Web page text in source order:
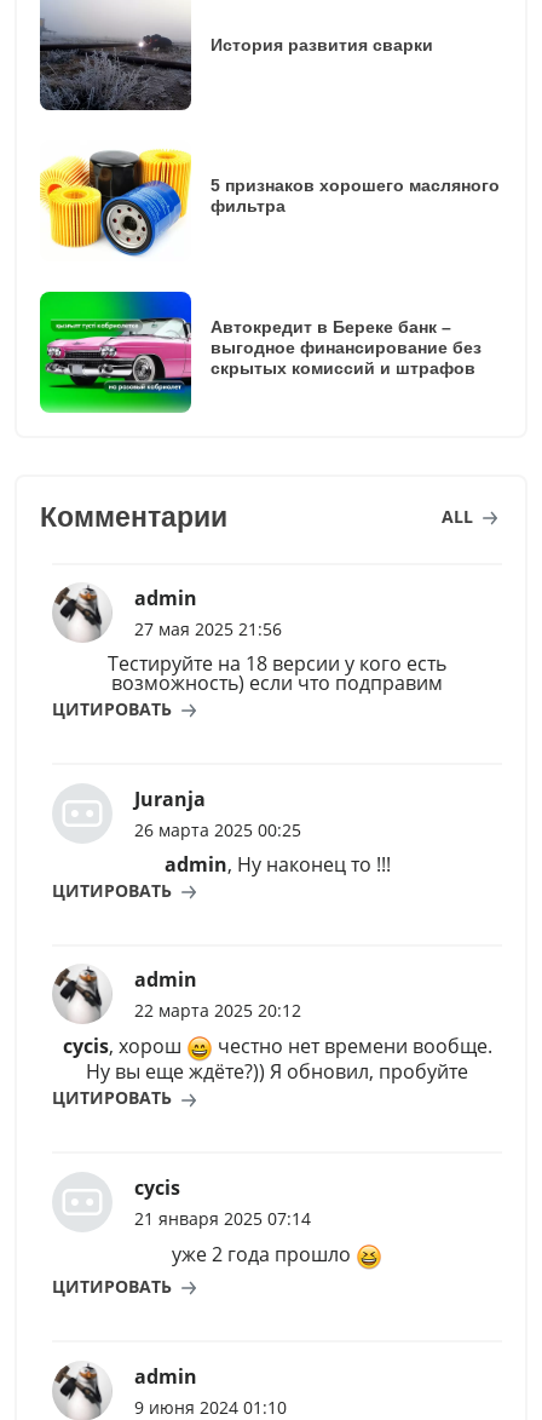
История развития сварки
5 признаков хорошего масляного
фильтра
Автокредит в Береке банк –
выгодное финансирование без
скрытых комиссий и штрафов
Комментарии ALL
admin
27 мая 2025 21:56
Тестируйте на 18 версии у кого есть
возможность) если что подправим
ЦИТИРОВАТЬ
Juranja
26 марта 2025 00:25
admin, Ну наконец то !!!
ЦИТИРОВАТЬ
admin
22 марта 2025 20:12
cycis, хорош
честно нет времени вообще.
Ну вы еще ждёте?)) Я обновил, пробуйте
ЦИТИРОВАТЬ
cycis
21 января 2025 07:14
уже 2 года прошло
ЦИТИРОВАТЬ
admin
9 июня 2024 01:10